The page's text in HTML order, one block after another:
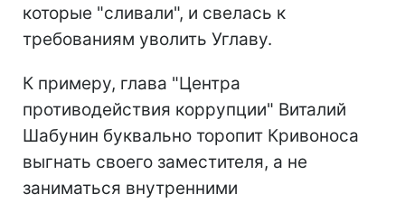
которые "сливали", и свелась к
требованиям уволить Углаву.
К примеру, глава "Центра
противодействия коррупции" Виталий
Шабунин буквально торопит Кривоноса
выгнать своего заместителя, а не
заниматься внутренними